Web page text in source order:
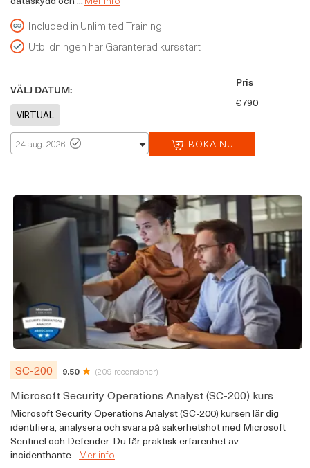
Included in Unlimited Training
Utbildningen har Garanterad kursstart
VÄLJ DATUM:
24 aug. 2026 BOKA NU
Pris
€790
SC-200 9.50 (209 recensioner)
Microsoft Security Operations Analyst (SC-200) kurs
Microsoft Security Operations Analyst (SC-200) kursen lär dig
identifiera, analysera och svara på säkerhetshot med Microsoft
Sentinel och Defender. Du får praktisk erfarenhet av
incidenthante...Mer info